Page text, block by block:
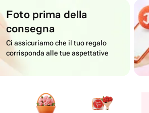
Foto prima della
consegna
Ci assicuriamo che il tuo regalo
corrisponda alle tue aspettative